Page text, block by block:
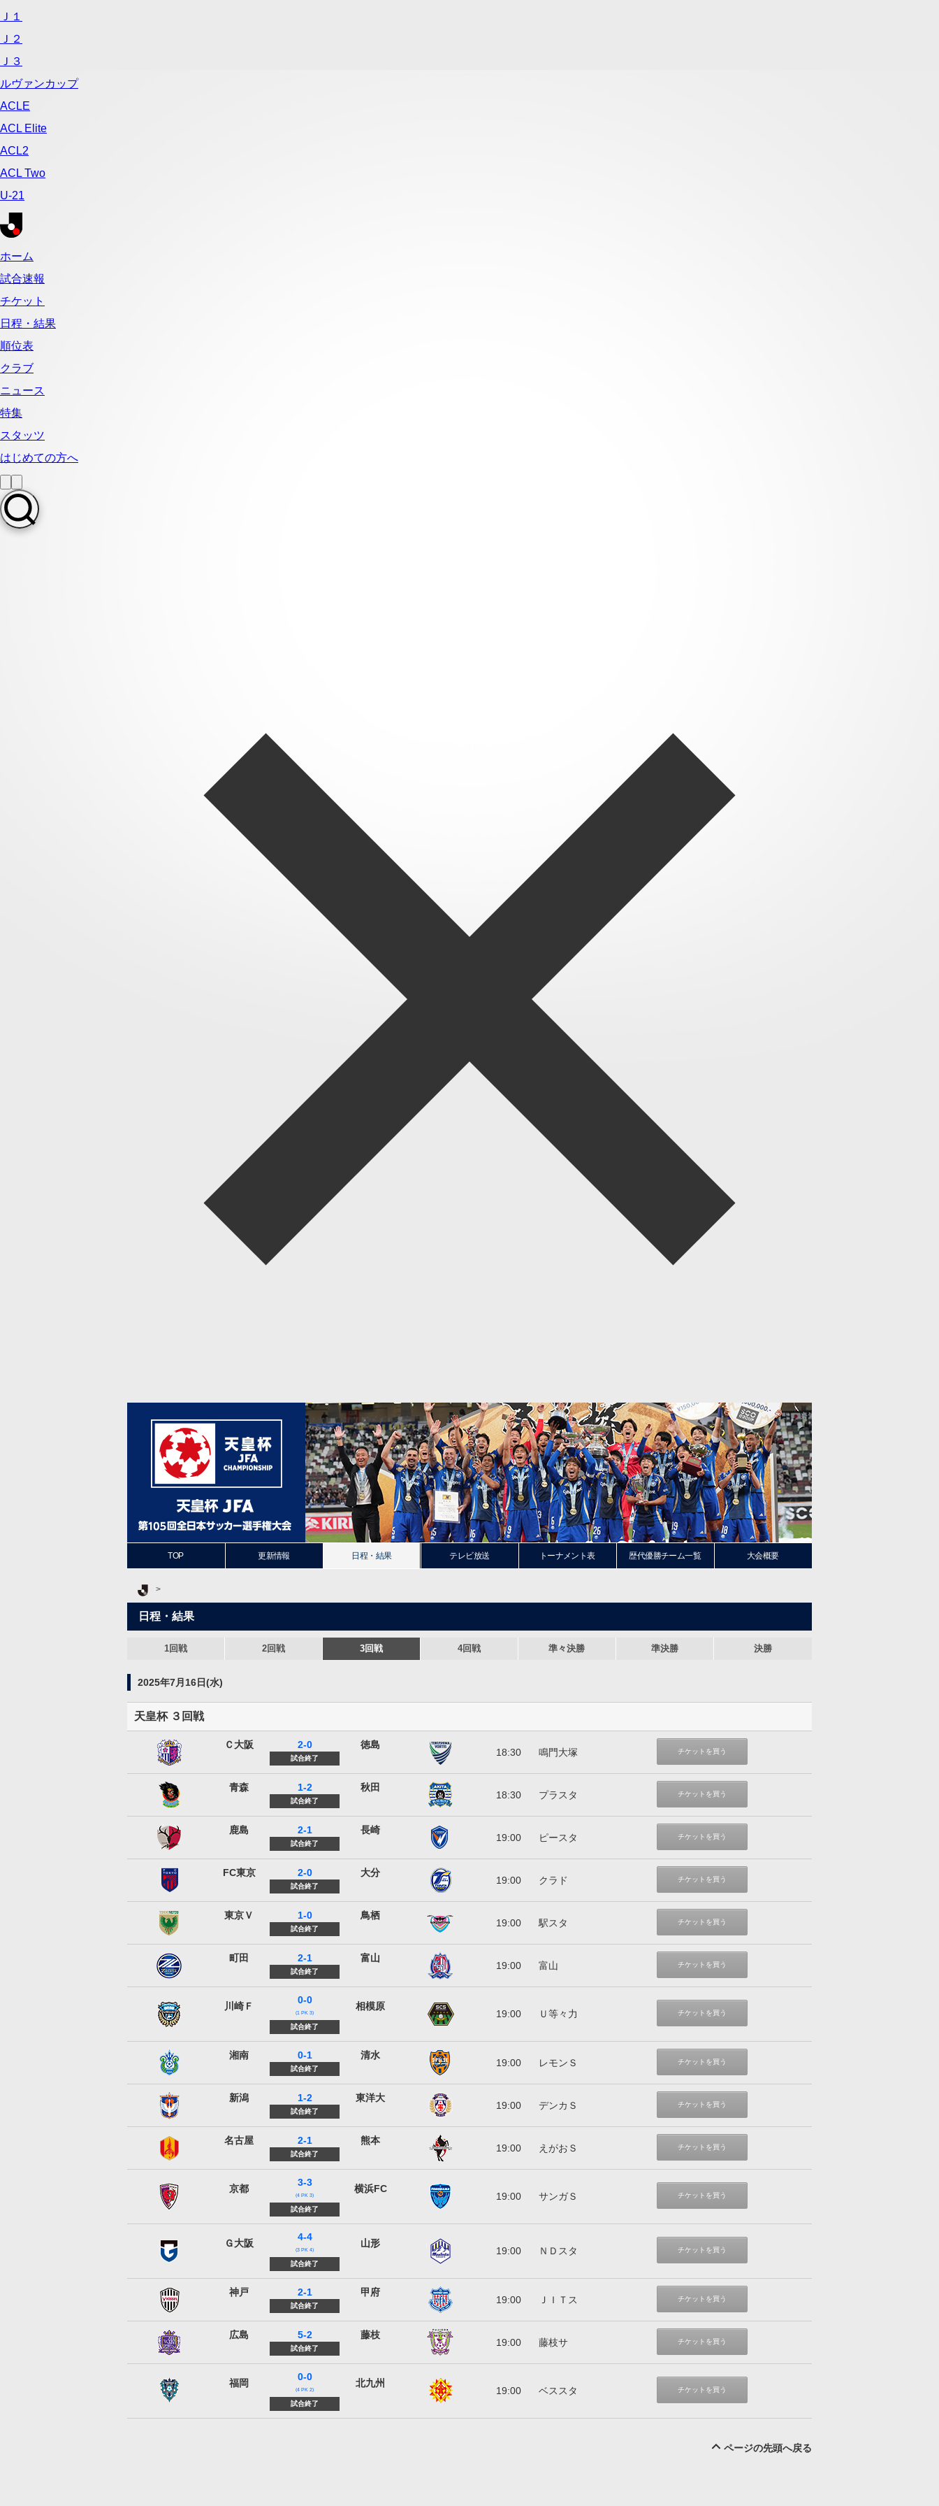
TOP 更新情報 日程・結果 テレビ放送 トーナメント表 歴代優勝チーム一覧 大会概要
Ｊリーグ TOP
日程・結果
1回戦 2回戦 3回戦 4回戦 準々決勝 準決勝 決勝
2025年7月16日(水)
天皇杯 ３回戦
セレッソ大阪
Ｃ大阪 2-0 徳島
試合終了
18:30 鳴門大塚 チケットを買う
ラインメール青森
青森 1-2 秋田
試合終了
18:30 プラスタ チケットを買う
鹿島アントラーズ
鹿島 2-1 長崎
試合終了
19:00 ピースタ チケットを買う
ＦＣ東京FC東京 2-0 大分
試合終了
19:00 クラド チケットを買う
東京ヴェルディ
東京Ｖ 1-0 鳥栖
試合終了
19:00 駅スタ チケットを買う
ＦＣ町田ゼルビア
町田 2-1 富山
試合終了
19:00 富山 チケットを買う
川崎フロンターレ
川崎Ｆ
0-0
(1 PK 3)
相模原
試合終了
19:00 Ｕ等々力 チケットを買う
湘南ベルマーレ
湘南 0-1 清水
試合終了
19:00 レモンＳ チケットを買う
アルビレックス新潟
新潟 1-2 東洋大
試合終了
19:00 デンカＳ チケットを買う
名古屋グランパス
名古屋 2-1 熊本
試合終了
19:00 えがおＳ チケットを買う
京都サンガF.C.
京都
3-3
(4 PK 3)
横浜FC
試合終了
19:00 サンガＳ チケットを買う
ガンバ大阪Ｇ大阪
4-4
(3 PK 4)
山形
試合終了
19:00 ＮＤスタ チケットを買う
ヴィッセル神戸
神戸 2-1 甲府
試合終了
19:00 ＪＩＴス チケットを買う
サンフレッチェ広島
広島 5-2 藤枝
試合終了
19:00 藤枝サ チケットを買う
アビスパ福岡
福岡
0-0
(4 PK 2)
北九州
試合終了
19:00 ベススタ チケットを買う
ページの先頭へ戻る